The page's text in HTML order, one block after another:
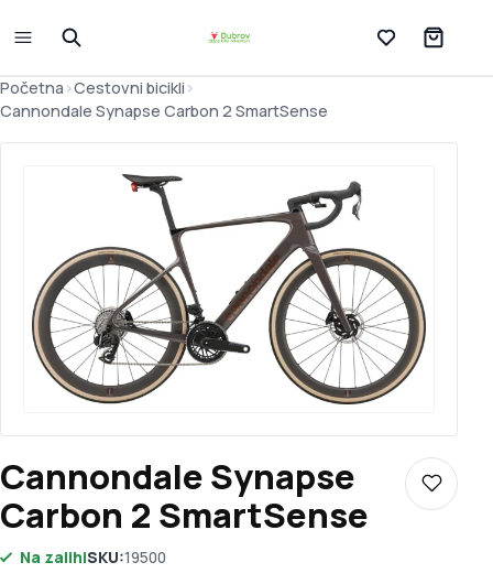
Lista želja
Početna >Cestovni bicikli >
Cannondale Synapse Carbon 2 SmartSense
Cannondale Synapse
Carbon 2 SmartSense
Dodaj
Na zalihiSKU:19500